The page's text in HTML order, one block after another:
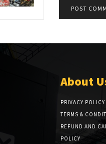
About
PRIVACY POLICY
TERMS &
REFUND AND
POLICY